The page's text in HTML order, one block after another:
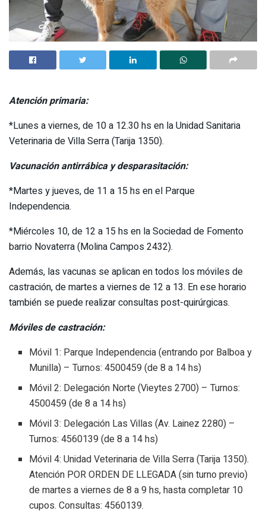
Atención primaria:
*Lunes a viernes, de 10 a 12.30 hs en la Unidad Sanitaria
Veterinaria de Villa Serra (Tarija 1350).
Vacunación antirrábica y desparasitación:
*Martes y jueves, de 11 a 15 hs en el Parque
Independencia.
*Miércoles 10, de 12 a 15 hs en la Sociedad de Fomento
barrio Novaterra (Molina Campos 2432).
Además, las vacunas se aplican en todos los móviles de
castración, de martes a viernes de 12 a 13. En ese horario
también se puede realizar consultas post-quirúrgicas.
Móviles de castración:
Móvil 1: Parque Independencia (entrando por Balboa y
Munilla) – Turnos: 4500459 (de 8 a 14 hs)
Móvil 2: Delegación Norte (Vieytes 2700) – Turnos:
4500459 (de 8 a 14 hs)
Móvil 3: Delegación Las Villas (Av. Lainez 2280) –
Turnos: 4560139 (de 8 a 14 hs)
Móvil 4: Unidad Veterinaria de Villa Serra (Tarija 1350).
Atención POR ORDEN DE LLEGADA (sin turno previo)
de martes a viernes de 8 a 9 hs, hasta completar 10
cupos. Consultas: 4560139.